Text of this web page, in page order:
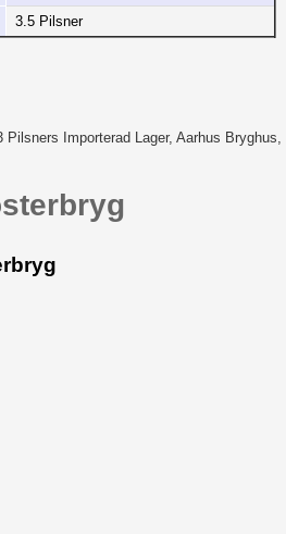
3.5 Pilsner
Pilsners Importerad Lager, Aarhus Bryghus,